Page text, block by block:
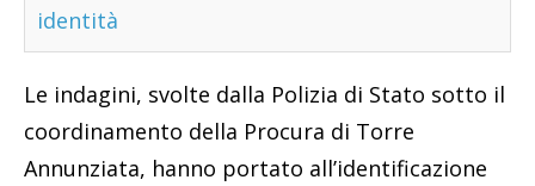
identità
Le indagini, svolte dalla Polizia di Stato sotto il
coordinamento della Procura di Torre
Annunziata, hanno portato all’identificazione